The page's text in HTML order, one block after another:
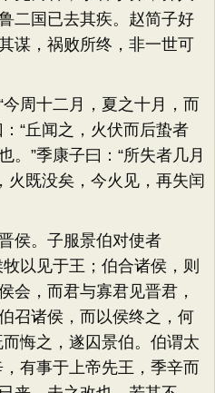
二国已去其疾。赵简子好
谋，祸败所终，非一世可
周十二月，夏之十月，而
“丘闻之，火伏而后蛰者
。”季康子曰：“所失者几月
火既没矣，今火见，再失闰
。子服景伯对使者
以见于王；伯合诸侯，则
会，而君与寡君见晋君，
召诸侯，而以侯终之，何
悔之，遂囚景伯。伯谓太
有事于上帝先王，季辛而